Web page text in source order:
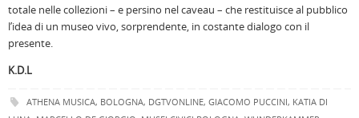
totale nelle collezioni – e persino nel caveau – che restituisce al pubblico
l’idea di un museo vivo, sorprendente, in costante dialogo con il
presente.
K.D.L
ATHENA MUSICA, BOLOGNA, DGTVONLINE, GIACOMO PUCCINI, KATIA DI